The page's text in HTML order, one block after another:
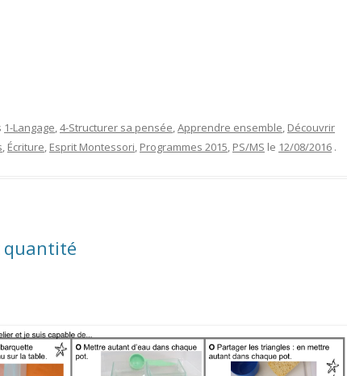
1-Langage,4-Structurer sa pensée,Apprendre ensemble, Découvrir
, Écriture, Esprit Montessori, Programmes 2015, PS/MS le 12/08/2016 .
quantité